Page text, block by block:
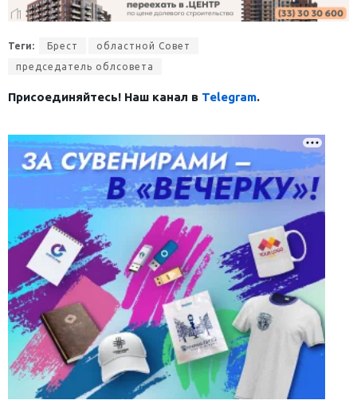
Теги: Брест
областной Совет
председатель облсовета
Присоединяйтесь! Наш канал в Telegram.